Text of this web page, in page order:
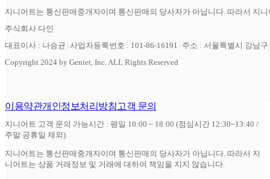
지니어트는 통신판매중개자이며 통신판매의 당사자가 아닙니다. 따라서 지
주식회사 다인
대표이사 : 나승균 사업자등록번호 : 101-86-16191
주소 : 서울특별시 강남
Copyright 2024 by Geniet, Inc. ALL Rights Reserved
이용약관개인정보처리방침고객 문의
지니어트 고객 문의 가능시간 : 평일 10:00 ~ 18:00 (점심시간 12:30~13:40 /
주말 공휴일 제외)
지니어트는 통신판매중개자이며 통신판매의 당사자가 아닙니다. 따라서 지
니어트는 상품 거래정보 및 거래에 대하여 책임을 지지 않습니다.